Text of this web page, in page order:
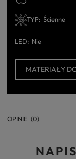
TYP Ścienne
LED Nie
MATERIAŁY
OPINIE (0)